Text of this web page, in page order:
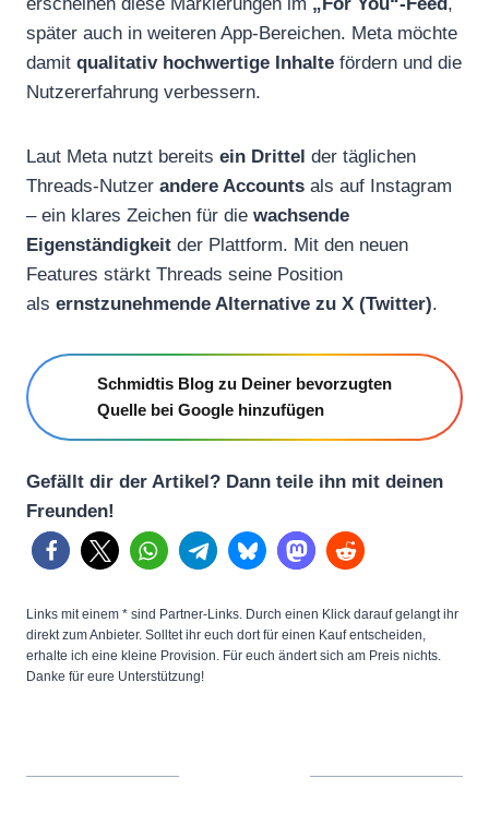
später auch in weiteren App-Bereichen. Meta möchte
damit qualitativ hochwertige Inhalte fördern und die
Nutzererfahrung verbessern.
Laut Meta nutzt bereits ein Drittel der täglichen
Threads-Nutzer andere Accounts als auf Instagram
– ein klares Zeichen für die wachsende
Eigenständigkeit der Plattform. Mit den neuen
Features stärkt Threads seine Position
als ernstzunehmende Alternative zu X (Twitter).
Schmidtis Blog zu Deiner bevorzugten
Quelle bei Google hinzufügen
Gefällt dir der Artikel? Dann teile ihn mit deinen
Freunden!
Links mit einem * sind Partner-Links. Durch einen Klick darauf gelangt ihr
direkt zum Anbieter. Solltet ihr euch dort für einen Kauf entscheiden,
erhalte ich eine kleine Provision. Für euch ändert sich am Preis nichts.
Danke für eure Unterstützung!